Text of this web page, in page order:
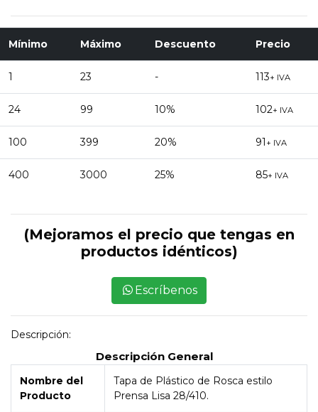
Mínimo Máximo Descuento Precio
1 23 - 113+ IVA
24 99 10% 102+ IVA
100 399 20% 91 + IVA
400 3000 25% 85+ IVA
(Mejoramos el precio que tengas en
productos idénticos)
Escríbenos
Descripción:
Descripción General
Nombre del
Producto
Tapa de Plástico de Rosca estilo
Prensa Lisa 28/410.